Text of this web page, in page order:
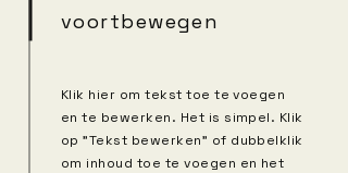
voortbewegen
Klik hier om tekst toe te voegen
en te bewerken. Het is simpel. Klik
op "Tekst bewerken" of dubbelklik
om inhoud toe te voegen en het